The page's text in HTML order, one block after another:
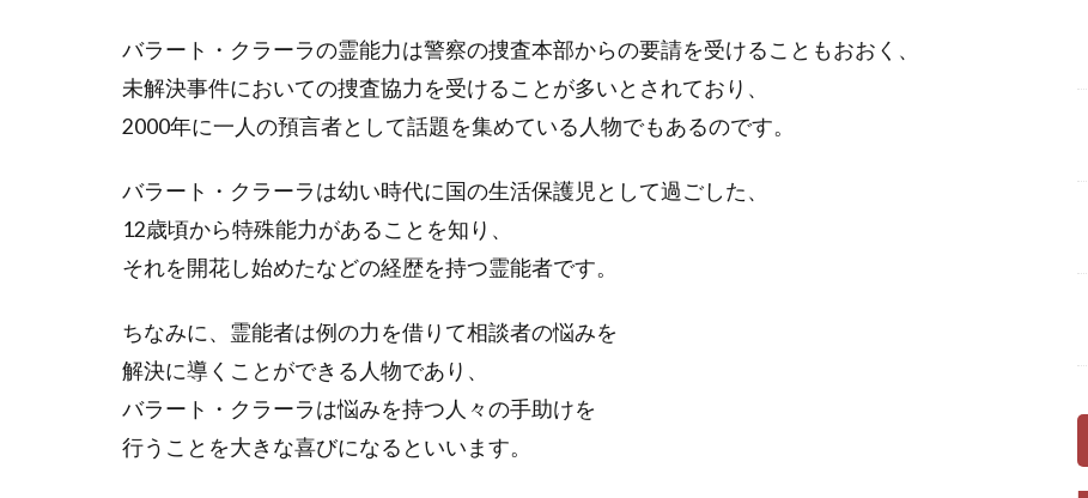
バラート・クラーラの霊能力は警察の捜査本部からの要請を受けることもおおく、
未解決事件においての捜査協力を受けることが多いとされており、
2000年に一人の預言者として話題を集めている人物でもあるのです。
バラート・クラーラは幼い時代に国の生活保護児として過ごした、
12歳頃から特殊能力があることを知り、
それを開花し始めたなどの経歴を持つ霊能者です。
ちなみに、霊能者は例の力を借りて相談者の悩みを
解決に導くことができる人物であり、
バラート・クラーラは悩みを持つ人々の手助けを
行うことを大きな喜びになるといいます。